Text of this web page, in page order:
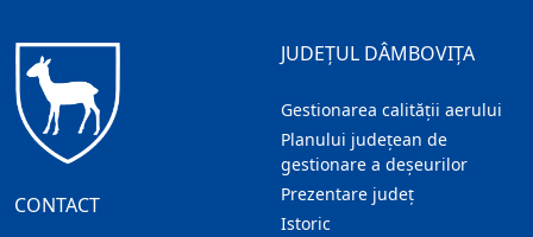
CONTACT
JUDEȚUL DÂMBOVIȚA
Gestionarea calității aerului
Planului județean de
gestionare a deșeurilor
Prezentare judeţ
Istoric